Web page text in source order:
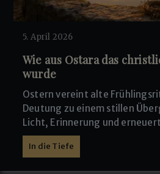
5. April 2026
Wie aus Ostara das
wurde
Ostern vereint alte
Deutung zu einem stillen
Licht, Erinnerung und
In die Tiefe